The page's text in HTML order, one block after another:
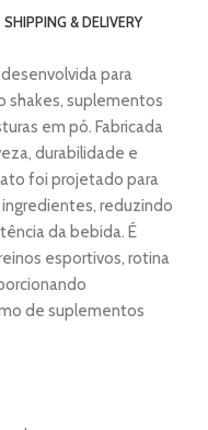
SHIPPING & DELIVERY
para
shakes, suplementos
em pó. Fabricada
durabilidade e
foi projetado para
reduzindo
da bebida. É
esportivos, rotina
de suplementos